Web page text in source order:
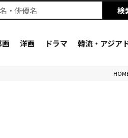
洋画 ドラマ 韓流・アジア